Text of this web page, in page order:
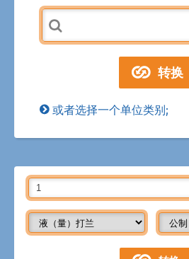
或者选择一个单位类别;